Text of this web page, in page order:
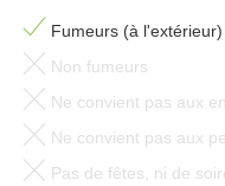
Fumeurs (à l'extérieur)
Non fumeurs
Ne convient pas aux
Ne convient pas aux
Pas de fêtes, ni de